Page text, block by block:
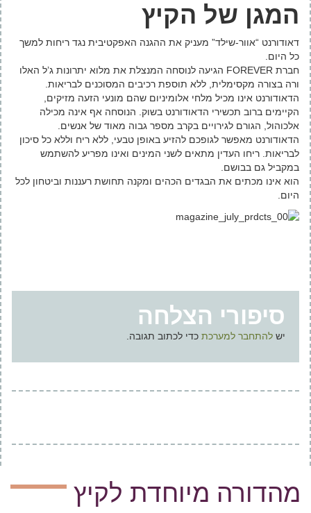
המגן של הקיץ
דאודורנט “אוור-שילד” מעניק את ההגנה האפקטיבית נגד ריחות למשך
כל היום.
חברת FOREVER הגיעה לנוסחה המנצלת את מלוא יתרונות ג’ל האלו
ורה בצורה מקסימלית, ללא תוספת רכיבים המסוכנים לבריאות.
הדאודורנט אינו מכיל מלחי אלומיניום שהם מונעי הזעה מזיקים,
הקיימים ברוב תכשירי הדאודורנט בשוק. הנוסחה אף אינה מכילה
אלכוהול, הגורם לגירויים בקרב מספר גבוה מאוד של אנשים.
הדאודורנט מאפשר לגופכם להזיע באופן טבעי, ללא ריח וללא כל סיכון
לבריאות. ריחו העדין מתאים לשני המינים ואינו מפריע להשתמש
במקביל גם בבושם.
הוא אינו מכתים את הבגדים הכהים ומקנה תחושת רעננות וביטחון לכל
היום.
סיפורי הצלחה
יש להתחבר למערכת כדי לכתוב תגובה.
מהדורה מיוחדת לקיץ